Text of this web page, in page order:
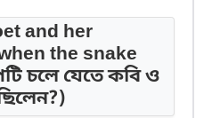
and her
the snake
চলে যেতে কবি ও